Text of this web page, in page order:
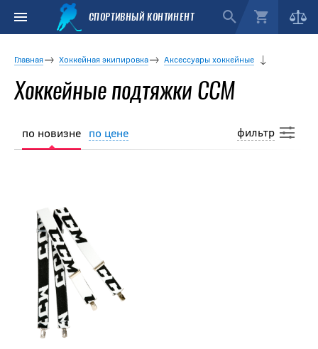
СПОРТИВНЫЙ КОНТИНЕНТ
Главная Хоккейная экипировка Аксессуары хоккейные
Хоккейные подтяжки CCM
фильтр
по новизне по цене